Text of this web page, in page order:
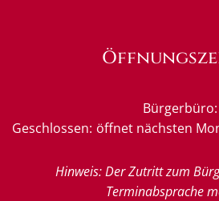
Bürgerbüro:
Klicken, um weitere Öffnungs-
Geschlossen: öffnet nächsten
Hinweis: Der Zutritt zum
Terminabsprache